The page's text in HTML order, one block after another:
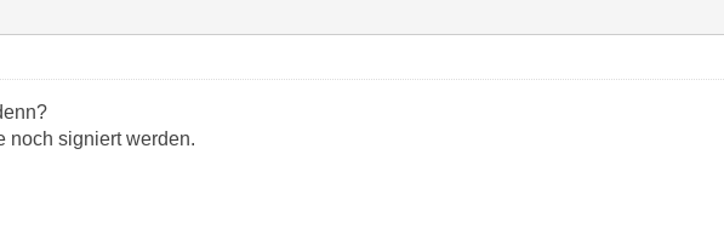
noch signiert werden.